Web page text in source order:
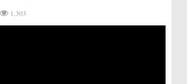
1.303